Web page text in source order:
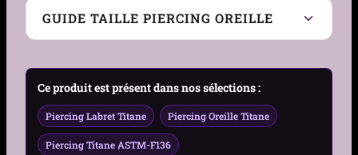
Type de Piercing Labret
Conch externe, Conch
interne, Flat, Hélix, Lobe,
2ᵉ Lobe, Tragus, Lèvre
Genre Femme
GUIDE TAILLE PIERCING OREILLE
Guide Taille Piercing Oreille – Gauge, Diamètre &
Zone
Ce produit est présent dans nos sélections :
Piercing Labret Titane Piercing Oreille Titane
Piercing Titane ASTM-F136